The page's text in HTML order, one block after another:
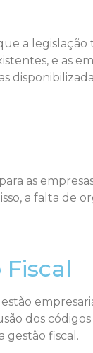
a
e as
as
a falta de
dos códigos
gestão fiscal.